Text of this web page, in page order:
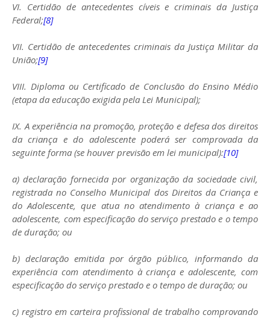
VI. Certidão de antecedentes cíveis e criminais da Justiça
Federal;[8]
VII. Certidão de antecedentes criminais da Justiça Militar da
União;[9]
VIII. Diploma ou Certificado de Conclusão do Ensino Médio
(etapa da educação exigida pela Lei Municipal);
IX. A experiência na promoção, proteção e defesa dos direitos
da criança e do adolescente poderá ser comprovada da
seguinte forma (se houver previsão em lei municipal):[10]
a) declaração fornecida por organização da sociedade civil,
registrada no Conselho Municipal dos Direitos da Criança e
do Adolescente, que atua no atendimento à criança e ao
adolescente, com especificação do serviço prestado e o tempo
de duração; ou
b) declaração emitida por órgão público, informando da
experiência com atendimento à criança e adolescente, com
especificação do serviço prestado e o tempo de duração; ou
c) registro em carteira profissional de trabalho comprovando